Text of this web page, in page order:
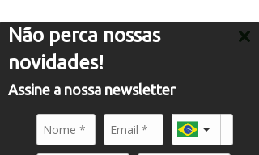
Não perca nossas
novidades!
Assine a nossa newsletter
ATENDIMENTO
comercial01@panflight.com
+55 (19) 3437-2010